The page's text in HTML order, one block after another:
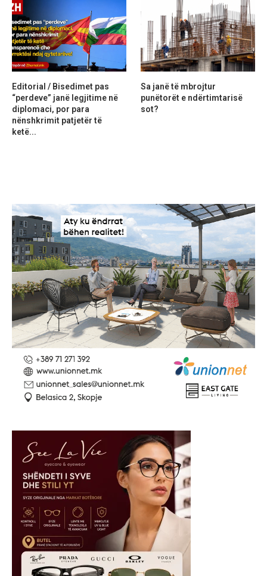
Editorial / Bisedimet pas
“perdeve” janë legjitime në
diplomaci, por para
nënshkrimit patjetër të
ketë...
Sa janë të mbrojtur
punëtorët e ndërtimtarisë
sot?